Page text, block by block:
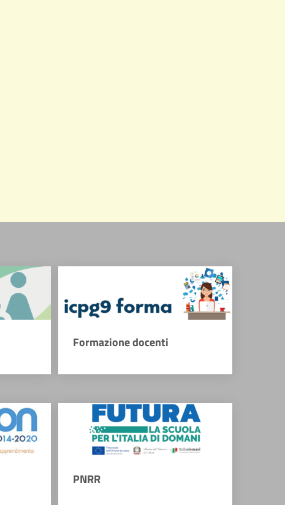
Formazione docenti
PNRR